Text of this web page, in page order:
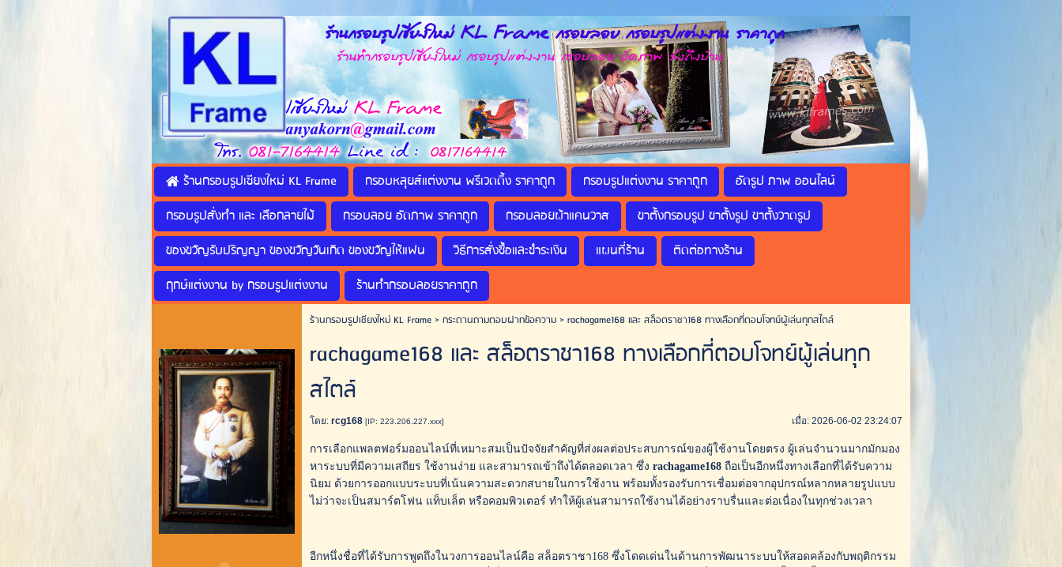
ร้านกรอบรูปเชียงใหม่ KL Frame กรอบลอย กรอบรูปแต่งงาน ราคาถูก
ร้านทำกรอบรูปเชียงใหม่ กรอบรูปแต่งงาน กรอบลอย อัดภาพ ส่งถึงบ้าน
ร้านกรอบรูปเชียงใหม่ KL Frame กรอบหลุยส์แต่งงาน พรีเวดดิ้ง ราคาถูก กรอบรูปแต่งงาน ราคาถูก
อัดรูป ภาพ ออนไลน์
กรอบรูปสั่งทำ และ เลือกลายไม้
กรอบลอย อัดภาพ ราคาถูก กรอบลอยผ้าแคนวาส
ขาตั้งกรอบรูป ขาตั้งรูป ขาตั้งวาดรูป
ของขวัญรับปริญญา ของขวัญวันเกิด ของขวัญให้แฟน
วิธีการสั่งซื้อและชำระเงิน แผนที่ร้าน
ติดต่อทางร้าน
ฤกษ์แต่งงาน by กรอบรูปแต่งงาน
ร้านทำกรอบลอยราคาถูก
ร้านกรอบรูปเชียงใหม่ KL Frame> กระดานถามตอบฝากข้อความ> rachagame168 และ สล็อตราชา168 ทางเลือกที่ตอบโจทย์ผู้เล่นทุกสไตล์
rachagame168 และ สล็อตราชา168 ทางเลือกที่ตอบโจทย์ผู้เล่นทุก
สไตล์
โดย:rcg168 [IP: 223.206.227.xxx] เมื่อ: 2026-06-02 23:24:07
การเลือกแพลตฟอร์มออนไลน์ที่เหมาะสมเป็นปัจจัยสำคัญที่ส่งผลต่อประสบการณ์ของผู้ใช้งานโดยตรง ผู้เล่นจำนวนมากมักมอง
หาระบบที่มีความเสถียร ใช้งานง่าย และสามารถเข้าถึงได้ตลอดเวลา ซึ่ง rachagame168ถือเป็นอีกหนึ่งทางเลือกที่ได้รับความ
นิยม ด้วยการออกแบบระบบที่เน้นความสะดวกสบายในการใช้งาน พร้อมทั้งรองรับการเชื่อมต่อจากอุปกรณ์หลากหลายรูปแบบ
ไม่ว่าจะเป็นสมาร์ตโฟน แท็บเล็ต หรือคอมพิวเตอร์ ทำให้ผู้เล่นสามารถใช้งานได้อย่างราบรื่นและต่อเนื่องในทุกช่วงเวลา
อีกหนึ่งชื่อที่ได้รับการพูดถึงในวงการออนไลน์คือ สล็อตราชา168 ซึ่งโดดเด่นในด้านการพัฒนาระบบให้สอดคล้องกับพฤติกรรม